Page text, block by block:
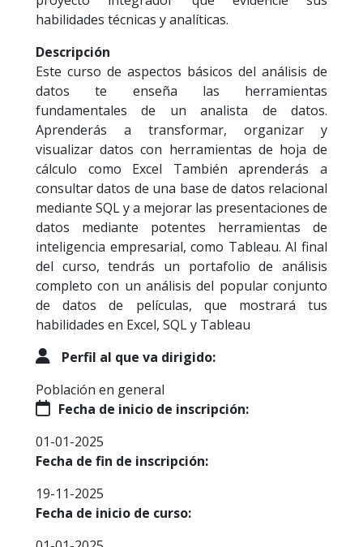
habilidades técnicas y analíticas.
Descripción
Este curso de aspectos básicos del análisis de
datos te enseña las herramientas
fundamentales de un analista de datos.
Aprenderás a transformar, organizar y
visualizar datos con herramientas de hoja de
cálculo como Excel También aprenderás a
consultar datos de una base de datos relacional
mediante SQL y a mejorar las presentaciones de
datos mediante potentes herramientas de
inteligencia empresarial, como Tableau. Al final
del curso, tendrás un portafolio de análisis
completo con un análisis del popular conjunto
de datos de películas, que mostrará tus
habilidades en Excel, SQL y Tableau
Perfil al que va dirigido:
Población en general
Fecha de inicio de inscripción:
01-01-2025
Fecha de fin de inscripción:
19-11-2025
Fecha de inicio de curso: